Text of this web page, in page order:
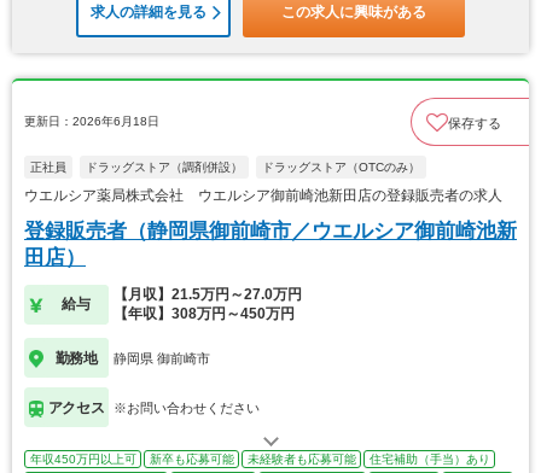
求人の詳細を見る この求人に興味がある
更新日：2026年6月18日 保存する
正社員 ドラッグストア（調剤併設） ドラッグストア（OTCのみ）
ウエルシア薬局株式会社 ウエルシア御前崎池新田店の登録販売者の求人
登録販売者（静岡県御前崎市／ウエルシア御前崎池新
田店）
給与
【月収】21.5万円～27.0万円
【年収】308万円～450万円
勤務地 静岡県 御前崎市
アクセス ※お問い合わせください
年収450万円以上可 新卒も応募可能 未経験者も応募可能
住宅補助（手当）あり